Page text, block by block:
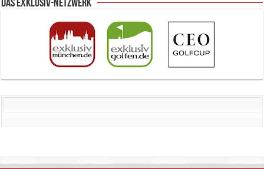
Das Exklusiv-Netzwerk